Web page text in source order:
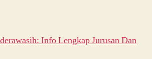
Info Lengkap Jurusan Dan